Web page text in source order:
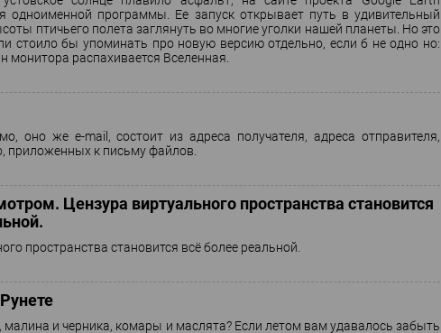
одноименной программы. Ее запуск открывает путь в удивительный
птичьего полета заглянуть во многие уголки нашей планеты. Но это
стоило бы упоминать про новую версию отдельно, если б не одно но:
монитора распахивается Вселенная.
оно же e-mail, состоит из адреса получателя, адреса отправителя,
приложенных к письму файлов.
Цензура виртуального пространства становится
пространства становится всё более реальной.
малина и черника, комары и маслята? Если летом вам удавалось забыть